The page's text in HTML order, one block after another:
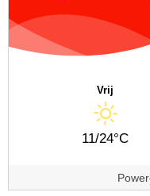
Vrij
11/24°C